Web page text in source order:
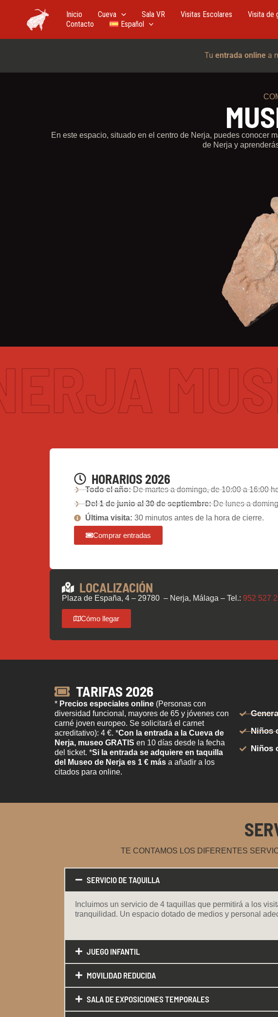
contenido
Inicio Cueva Sala VR Visitas Escolares Visita de
Contacto
Español
Tu entrada online a
En este espacio, situado en el centro de Nerja, puedes conocer
de Nerja y
HORARIOS 2026
Todo el año:De martes a domingo, de 10:00 a 16:00
Del 1 de junio al 30 de septiembre:De lunes a
Última visita: 30 minutos antes de la hora de cierre.
Comprar entradas
LOCALIZACIÓN
Plaza de España, 4 – 29780 – Nerja, Málaga – Tel.: 952 527
Cómo llegar
TARIFAS 2026
* Precios especiales online (Personas con
diversidad funcional, mayores de 65 y jóvenes con
carné joven europeo. Se solicitará el carnet
acreditativo): 4 €. *Con la entrada a la Cueva de
Nerja, museo GRATIS en 10 días desde la fecha
del ticket. *Si la entrada se adquiere en taquilla
del Museo de Nerja es 1 € más a añadir a los
citados para online.
Niños
Niños
TE CONTAMOS LOS DIFERENTES
SERVICIO DE TAQUILLA
Incluimos un servicio de 4 taquillas que permitirá a los
tranquilidad. Un espacio dotado de medios y personal
JUEGO INFANTIL
MOVILIDAD REDUCIDA
SALA DE EXPOSICIONES TEMPORALES